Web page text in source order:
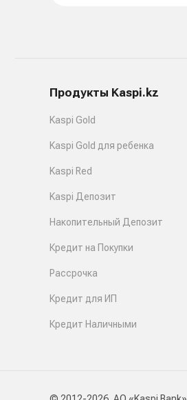
Продукты Kaspi.kz
Kaspi Gold
Kaspi Gold для ребенка
Kaspi Red
Kaspi Депозит
Накопительный Депозит
Кредит на Покупки
Рассрочка
Кредит для ИП
Кредит Наличными